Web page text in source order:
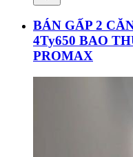
BÁN GẤP 2
4Ty650 BAO
PROMAX